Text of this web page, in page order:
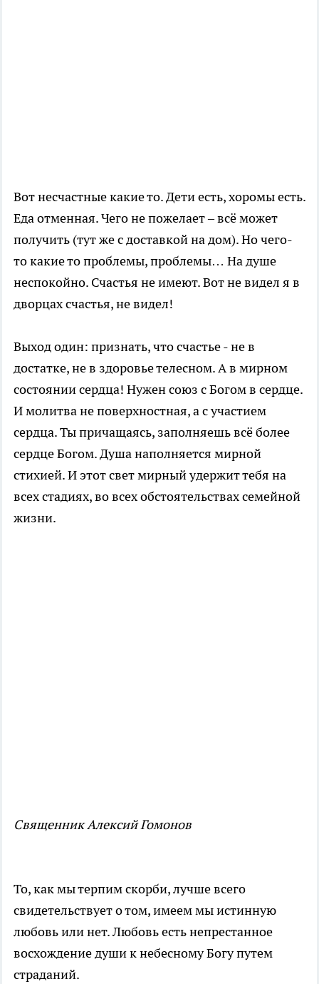
Вот несчастные какие то. Дети есть, хоромы есть.
Еда отменная. Чего не пожелает – всё может
получить (тут же с доставкой на дом). Но чего-
то какие то проблемы, проблемы… На душе
неспокойно. Счастья не имеют. Вот не видел я в
дворцах счастья, не видел!
Выход один: признать, что счастье - не в
достатке, не в здоровье телесном. А в мирном
состоянии сердца! Нужен союз с Богом в сердце.
И молитва не поверхностная, а с участием
сердца. Ты причащаясь, заполняешь всё более
сердце Богом. Душа наполняется мирной
стихией. И этот свет мирный удержит тебя на
всех стадиях, во всех обстоятельствах семейной
жизни.
Священник Алексий Гомонов
То, как мы терпим скорби, лучше всего
свидетельствует о том, имеем мы истинную
любовь или нет. Любовь есть непрестанное
восхождение души к небесному Богу путем
страданий.